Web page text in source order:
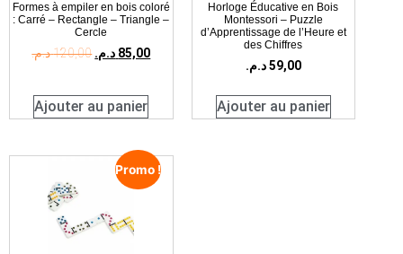
Formes à empiler en bois coloré
: Carré – Rectangle – Triangle –
Cercle
120,00د.م. 85,00 د.م.
Ajouter au panier
Horloge Éducative en Bois
Montessori – Puzzle
d’Apprentissage de l’Heure et
des Chiffres
59,00د.م.
Ajouter au panier
Promo !